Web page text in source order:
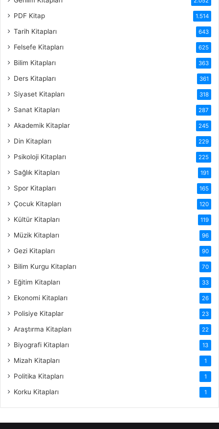
PDF Kitap 1.514
Tarih Kitapları 643
Felsefe Kitapları 625
Bilim Kitapları 363
Ders Kitapları 361
Siyaset Kitapları 318
Sanat Kitapları 287
Akademik Kitaplar 245
Din Kitapları 229
Psikoloji Kitapları 225
Sağlık Kitapları 191
Spor Kitapları 165
Çocuk Kitapları 120
Kültür Kitapları 119
Müzik Kitapları 96
Gezi Kitapları 90
Bilim Kurgu Kitapları 70
Eğitim Kitapları 33
Ekonomi Kitapları 26
Polisiye Kitaplar 23
Araştırma Kitapları 22
Biyografi Kitapları 13
Mizah Kitapları 1
Politika Kitapları 1
Korku Kitapları 1